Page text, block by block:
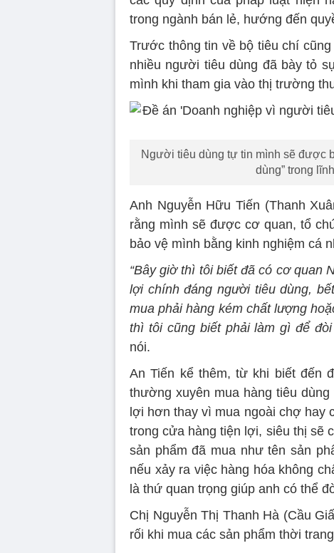
trong ngành bán lẻ, hướng đến
Trước thông tin về bộ tiêu chí
nhiều người tiêu dùng đã bày tỏ
mình khi tham gia vào thị trường
Người tiêu dùng tự tin mình sẽ được
dùng” trong
Anh Nguyễn Hữu Tiến (Thanh
rằng mình sẽ được cơ quan, tổ
bảo vệ mình bằng kinh nghiệm cá
“Bây giờ thì tôi biết đã có cơ quan
lợi chính đáng người tiêu dùng,
mua phải hàng kém chất lượng
thì tôi cũng biết phải làm gì để
nói.
An Tiến kể thêm, từ khi biết đến
thường xuyên mua hàng tiêu
lợi hơn thay vì mua ngoài chợ hay
trong cửa hàng tiện lợi, siêu thị sẽ
sản phẩm đã mua như tên sản
nếu xảy ra việc hàng hóa không
là thứ quan trọng giúp anh có thể
Chị Nguyễn Thị Thanh Hà (Cầu
rối khi mua các sản phẩm thời